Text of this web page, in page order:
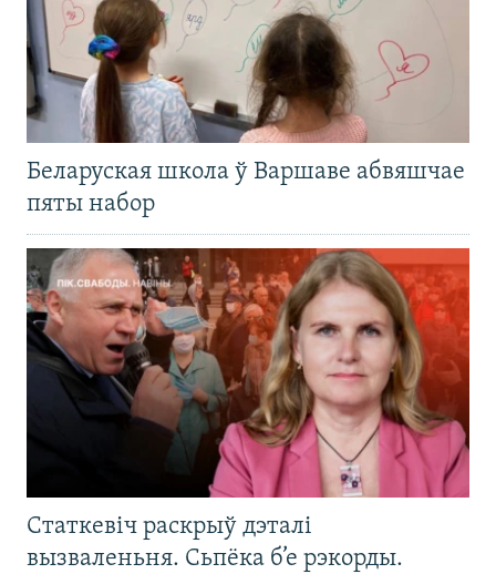
Беларуская школа ў Варшаве абвяшчае
пяты набор
Статкевіч раскрыў дэталі
вызваленьня. Сьпёка б’е рэкорды.